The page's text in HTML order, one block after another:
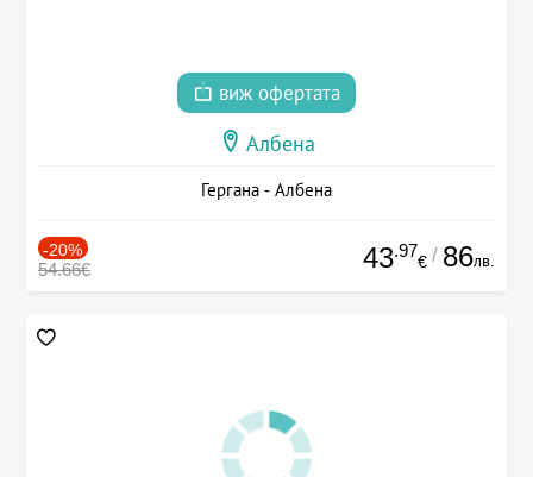
виж офертата
Албена
Гергана - Албена
-20%
54.66€ 43.97
€ / 86лв.